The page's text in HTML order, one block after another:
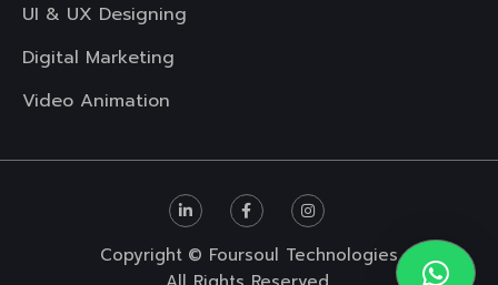
UI & UX Designing
Digital Marketing
Video Animation
Copyright © Foursoul Technologies